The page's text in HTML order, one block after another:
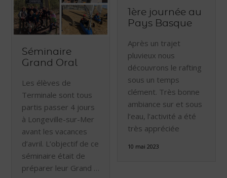
1ère journée au
Pays Basque
Après un trajet
pluvieux nous
découvrons le rafting
sous un temps
clément. Très bonne
ambiance sur et sous
l’eau, l’activité a été
très appréciée
10 mai 2023
Séminaire
Grand Oral
Les élèves de
Terminale sont tous
partis passer 4 jours
à Longeville-sur-Mer
avant les vacances
d’avril. L’objectif de ce
séminaire était de
préparer leur Grand …